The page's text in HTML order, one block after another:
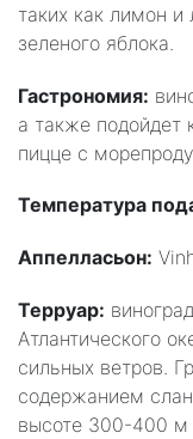
таких как лимон
зеленого яблока.
Гастрономия:
а также подойдет
пицце с
Температура
Аппелласьон:
Терруар:
Атлантического
сильных ветров.
содержанием
высоте 300-400 м